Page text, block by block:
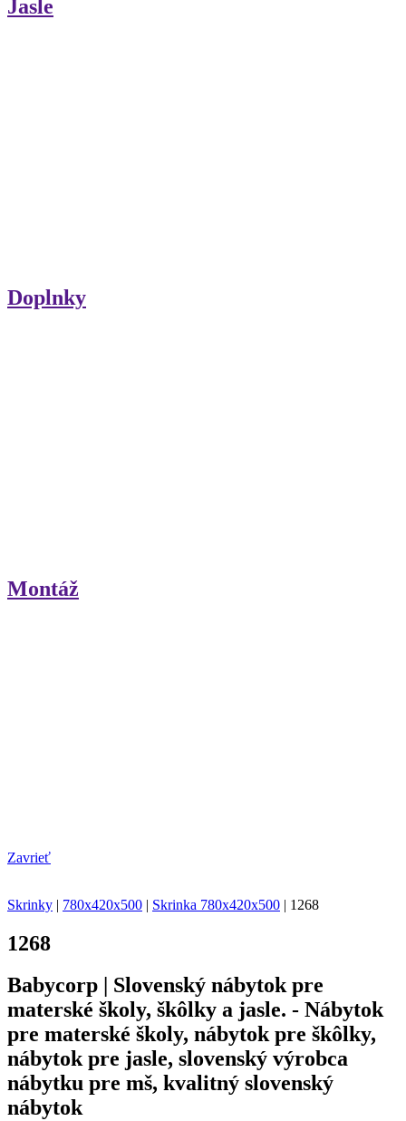
Jasle
Doplnky
Montáž
Zavrieť
Skrinky | 780x420x500 | Skrinka 780x420x500 | 1268
1268
Babycorp | Slovenský nábytok pre
materské školy, škôlky a jasle. - Nábytok
pre materské školy, nábytok pre škôlky,
nábytok pre jasle, slovenský výrobca
nábytku pre mš, kvalitný slovenský
nábytok